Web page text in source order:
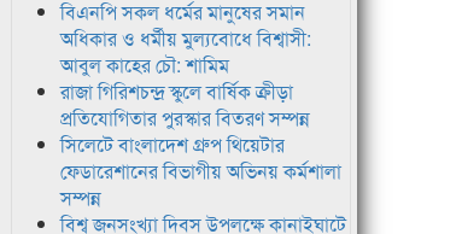
বিএনপি সকল ধর্মের মানুষের সমান
অধিকার ও ধর্মীয় মুল্যবোধে বিশ্বাসী:
আবুল কাহের চৌ: শামিম
রাজা গিরিশচন্দ্র স্কুলে বার্ষিক ক্রীড়া
প্রতিযোগিতার পুরস্কার বিতরণ সম্পন্ন
সিলেটে বাংলাদেশ গ্রুপ থিয়েটার
ফেডারেশানের বিভাগীয় অভিনয় কর্মশালা
সম্পন্ন
বিশ্ব জনসংখ্যা দিবস উপলক্ষে কানাইঘাটে